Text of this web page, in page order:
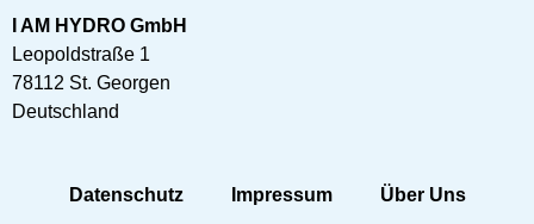
I AM HYDRO GmbH
Leopoldstraße 1
78112 St. Georgen
Deutschland
Datenschutz Impressum Über Uns